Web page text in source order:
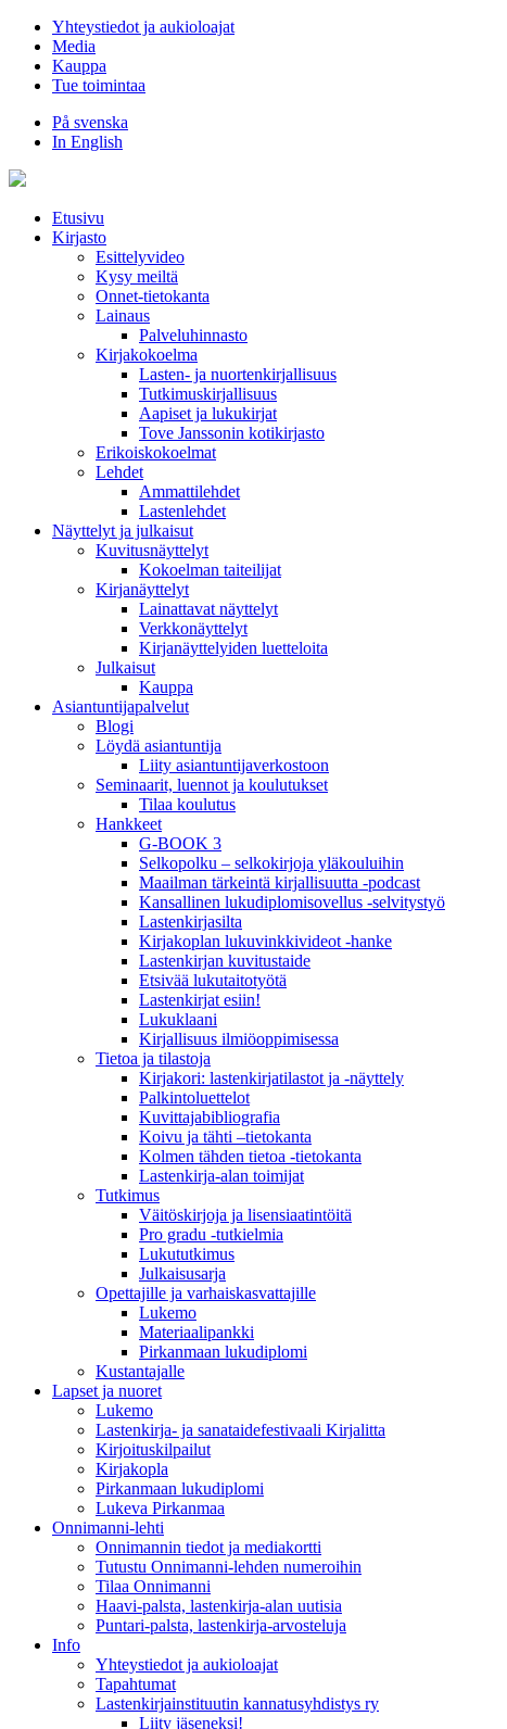
Hyppää
sisältöön
Yhteystiedot ja aukioloajat
Media
Kauppa
Tue toimintaa
På svenska
In English
Etusivu
Kirjasto
Esittelyvideo
Kysy meiltä
Onnet-tietokanta
Lainaus
Palveluhinnasto
Kirjakokoelma
Lasten- ja nuortenkirjallisuus
Tutkimuskirjallisuus
Aapiset ja lukukirjat
Tove Janssonin kotikirjasto
Erikoiskokoelmat
Lehdet
Ammattilehdet
Lastenlehdet
Näyttelyt ja julkaisut
Kuvitusnäyttelyt
Kokoelman taiteilijat
Kirjanäyttelyt
Lainattavat näyttelyt
Verkkonäyttelyt
Kirjanäyttelyiden luetteloita
Julkaisut
Kauppa
Asiantuntija­palvelut
Blogi
Löydä asiantuntija
Liity asiantuntijaverkostoon
Seminaarit, luennot ja koulutukset
Tilaa koulutus
Hankkeet
G-BOOK 3
Selkopolku – selkokirjoja yläkouluihin
Maailman tärkeintä kirjallisuutta -podcast
Kansallinen lukudiplomisovellus -selvitystyö
Lastenkirjasilta
Kirjakoplan lukuvinkkivideot -hanke
Lastenkirjan kuvitustaide
Etsivää lukutaitotyötä
Lastenkirjat esiin!
Lukuklaani
Kirjallisuus ilmiöoppimisessa
Tietoa ja tilastoja
Kirjakori: lastenkirjatilastot ja -näyttely
Palkintoluettelot
Kuvittaja­bibliografia
Koivu ja tähti –tietokanta
Kolmen tähden tietoa -tietokanta
Lastenkirja-alan toimijat
Tutkimus
Väitöskirjoja ja lisensiaatintöitä
Pro gradu -tutkielmia
Lukututkimus
Julkaisusarja
Opettajille ja varhaiskasvattajille
Lukemo
Materiaalipankki
Pirkanmaan lukudiplomi
Kustantajalle
Lapset ja nuoret
Lukemo
Lastenkirja- ja sanataidefestivaali Kirjalitta
Kirjoituskilpailut
Kirjakopla
Pirkanmaan lukudiplomi
Lukeva Pirkanmaa
Onnimanni-lehti
Onnimannin tiedot ja mediakortti
Tutustu Onnimanni-lehden numeroihin
Tilaa Onnimanni
Haavi-palsta, lastenkirja-alan uutisia
Puntari-palsta, lastenkirja-arvosteluja
Info
Yhteystiedot ja aukioloajat
Tapahtumat
Lastenkirjainstituutin kannatusyhdistys ry
Liity jäseneksi!